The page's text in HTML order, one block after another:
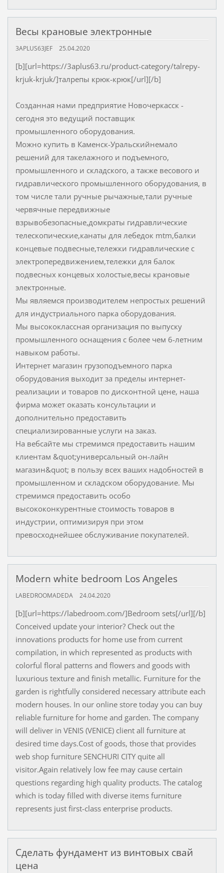
Весы крановые электронные
3APLUS63JEF 25.04.2020
[b][url=https://3aplus63.ru/product-category/talrepy-
krjuk-krjuk/]талрепы крюк-крюк[/url][/b]
Созданная нами предприятие Новочеркасск -
сегодня это ведущий поставщик
промышленного оборудования.
Можно купить в Каменск-Уральскийнемало
решений для такелажного и подъемного,
промышленного и складского, а также весового и
гидравлического промышленного оборудования, в
том числе тали ручные рычажные,тали ручные
червячные передвижные
взрывобезопасные,домкраты гидравлические
телескопические,канаты для лебедок mtm,балки
концевые подвесные,тележки гидравлические с
электропередвижением,тележки для балок
подвесных концевых холостые,весы крановые
электронные.
Мы являемся производителем непростых решений
для индустриального парка оборудования.
Мы высококлассная организация по выпуску
промышленного оснащения с более чем 6-летним
навыком работы.
Интернет магазин грузоподъемного парка
оборудования выходит за пределы интернет-
реализации и товаров по дисконтной цене, наша
фирма может оказать консультации и
дополнительно предоставить
специализированные услуги на заказ.
На вебсайте мы стремимся предоставить нашим
клиентам &quot;универсальный он-лайн
магазин&quot; в пользу всех ваших надобностей в
промышленном и складском оборудование. Мы
стремимся предоставить особо
высококонкурентные стоимость товаров в
индустрии, оптимизируя при этом
превосходнейшее обслуживание покупателей.
Modern white bedroom Los Angeles
LABEDROOMADEDA 24.04.2020
[b][url=https://labedroom.com/]Bedroom sets[/url][/b]
Conceived update your interior? Check out the
innovations products for home use from current
compilation, in which represented as products with
colorful floral patterns and flowers and goods with
luxurious texture and finish metallic. Furniture for the
garden is rightfully considered necessary attribute each
modern houses. In our online store today you can buy
reliable furniture for home and garden. The company
will deliver in VENIS (VENICE) client all furniture at
desired time days.Cost of goods, those that provides
web shop furniture SENCHURI CITY quite all
visitor.Again relatively low fee may cause certain
questions regarding high quality products. The catalog
which is today filled with diverse items furniture
represents just first-class enterprise products.
Сделать фундамент из винтовых свай
цена